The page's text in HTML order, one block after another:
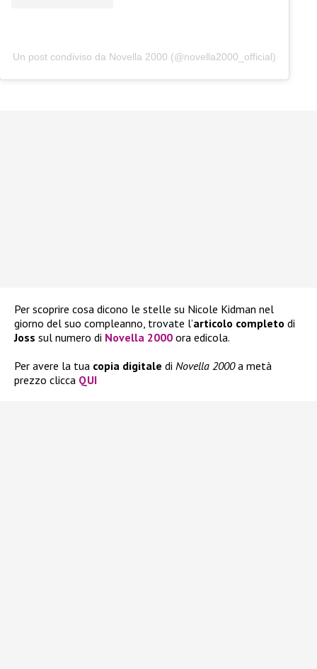
Un post condiviso da Novella 2000 (@novella2000_official)
Per scoprire cosa dicono le stelle su Nicole Kidman nel
giorno del suo compleanno, trovate l’articolo completo di
Joss sul numero di Novella 2000 ora edicola.
Per avere la tua copia digitale di Novella 2000a metà
prezzo clicca QUI